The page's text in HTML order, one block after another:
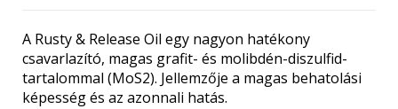
A Rusty & Release Oil egy nagyon hatékony
csavarlazító, magas grafit- és molibdén-diszulfid-
tartalommal (MoS2). Jellemzője a magas behatolási
képesség és az azonnali hatás.